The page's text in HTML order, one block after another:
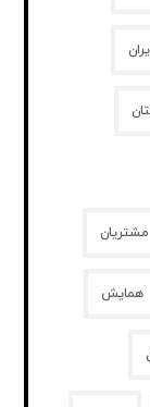
مشتریان
همایش